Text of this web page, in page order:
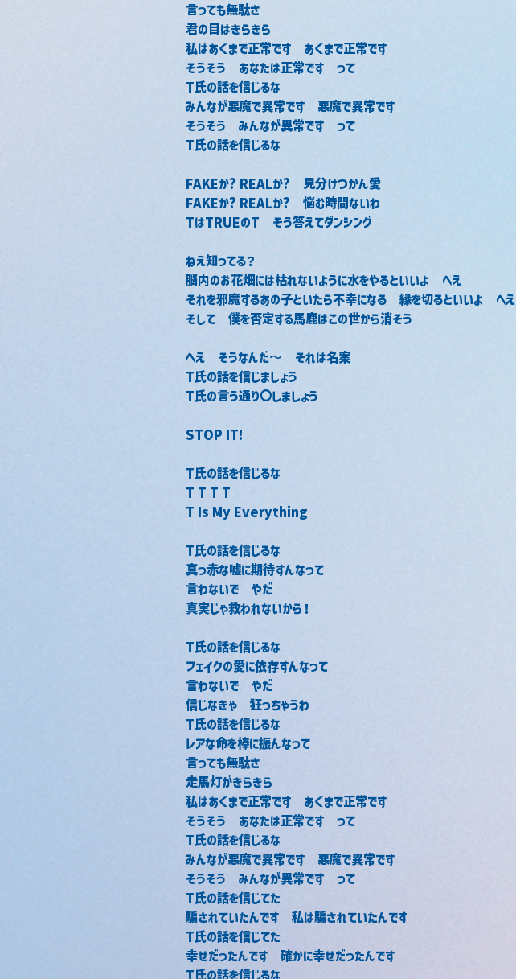
言っても無駄さ
君の目はきらきら
私はあくまで正常です　あくまで正常です
そうそう　あなたは正常です　って
T氏の話を信じるな
みんなが悪魔で異常です　悪魔で異常です
そうそう　みんなが異常です　って
T氏の話を信じるな
FAKEか? REALか?　見分けつかん愛
FAKEか? REALか?　悩む時間ないわ
TはTRUEのT　そう答えてダンシング
ねえ知ってる？
脳内のお花畑には枯れないように水をやるといいよ　へえ
それを邪魔するあの子といたら不幸になる　縁を切るといいよ　へえ
そして　僕を否定する馬鹿はこの世から消そう
へえ　そうなんだ〜　それは名案
T氏の話を信じましょう
T氏の言う通り〇しましょう
STOP IT!
T氏の話を信じるな
T T T T
T Is My Everything
T氏の話を信じるな
真っ赤な嘘に期待すんなって
言わないで　やだ
真実じゃ救われないから！
T氏の話を信じるな
フェイクの愛に依存すんなって
言わないで　やだ
信じなきゃ　狂っちゃうわ
T氏の話を信じるな
レアな命を棒に振んなって
言っても無駄さ
走馬灯がきらきら
私はあくまで正常です　あくまで正常です
そうそう　あなたは正常です　って
T氏の話を信じるな
みんなが悪魔で異常です　悪魔で異常です
そうそう　みんなが異常です　って
T氏の話を信じてた
騙されていたんです　私は騙されていたんです
T氏の話を信じてた
幸せだったんです　確かに幸せだったんです
T氏の話を信じるな